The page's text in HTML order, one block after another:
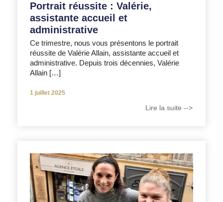
Portrait réussite : Valérie,
assistante accueil et
administrative
Ce trimestre, nous vous présentons le portrait
réussite de Valérie Allain, assistante accueil et
administrative. Depuis trois décennies, Valérie
Allain […]
1 juillet 2025
Lire la suite -->